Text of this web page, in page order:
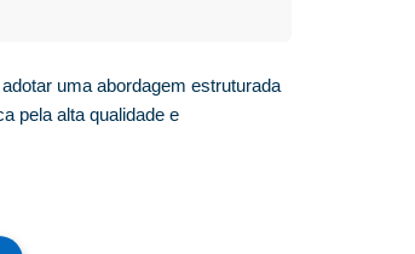
uma abordagem estruturada
pela alta qualidade e